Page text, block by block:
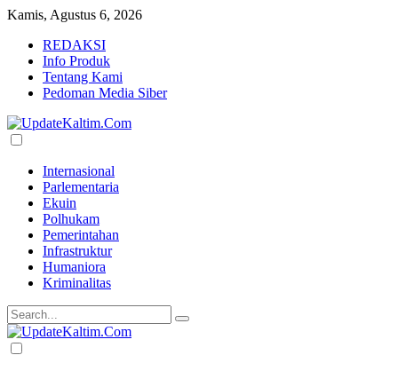
Kamis, Agustus 6, 2026
REDAKSI
Info Produk
Tentang Kami
Pedoman Media Siber
Internasional
Parlementaria
Ekuin
Polhukam
Pemerintahan
Infrastruktur
Humaniora
Kriminalitas